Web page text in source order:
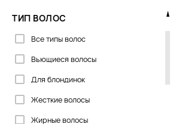
Выравнивание
Выравнивание тона
Гладкость
Детокс
Для блеска
ТИП ВОЛОС
Все типы волос
Вьющиеся волосы
Для блондинок
Жесткие волосы
Жирные волосы